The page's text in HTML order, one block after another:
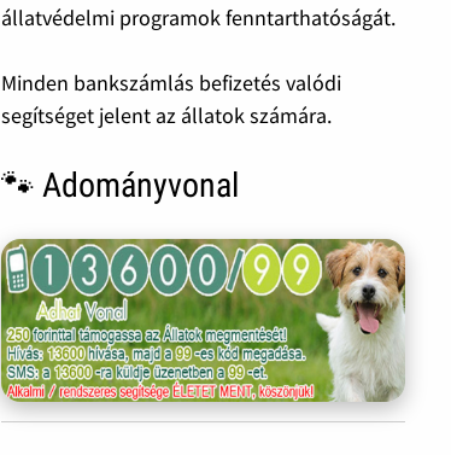
állatvédelmi programok fenntarthatóságát.
Minden bankszámlás befizetés valódi
segítséget jelent az állatok számára.
🐾 Adományvonal